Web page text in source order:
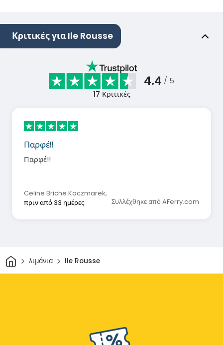
Κριτικές για Ile Rousse
4.4 / 5
17 Κριτικές
Παρφέ!!
Παρφέ!!
Celine Briche Kaczmarek,
πριν από 33 ημέρες
Συλλέχθηκε από AFerry.com
Σπίτιλιμάνια Ile Rousse